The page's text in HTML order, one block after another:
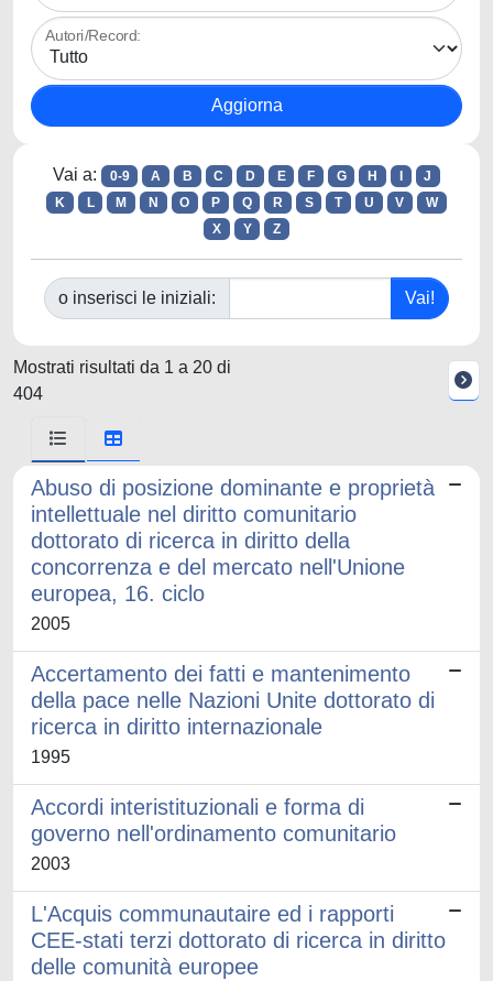
Autori/Record:
Vai a: 0-9 A B C D E F G H
J
K
L M N O P Q R S T U V
W
X
Y Z
o inserisci le iniziali:
Mostrati risultati da 1 a 20 di
404
Abuso di posizione dominante e proprietà
intellettuale nel diritto comunitario
dottorato di ricerca in diritto della
concorrenza e del mercato nell'Unione
europea, 16. ciclo
2005
Accertamento dei fatti e mantenimento
della pace nelle Nazioni Unite dottorato di
ricerca in diritto internazionale
1995
Accordi interistituzionali e forma di
governo nell'ordinamento comunitario
2003
L'Acquis communautaire ed i rapporti
CEE-stati terzi dottorato di ricerca in diritto
delle comunità europee